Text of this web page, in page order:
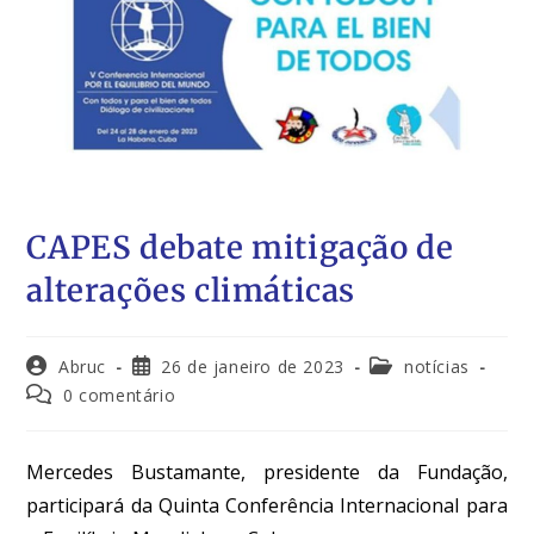
CAPES debate mitigação de
alterações climáticas
Abruc 26 de janeiro de 2023
notícias
0 comentário
Mercedes Bustamante, presidente da Fundação,
participará da Quinta Conferência Internacional para